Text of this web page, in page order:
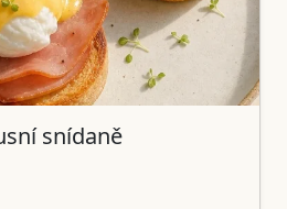
snídaně